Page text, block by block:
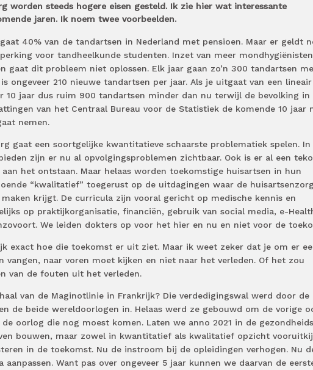
worden steeds hogere eisen gesteld. Ik zie hier wat interessante
jaren. Ik noem twee voorbeelden.
40% van de tandartsen in Nederland met pensioen. Maar er geldt
voor tandheelkunde studenten. Inzet van meer
gaat dit probleem niet oplossen. Elk jaar gaan zo’n 300 tandartsen
ongeveer 210 nieuwe tandartsen per jaar. Als je uitgaat van een lineair
10 jaar dus ruim 900 tandartsen minder dan nu terwijl de bevolking in
van het Centraal Bureau voor de Statistiek de komende 10 jaar
nemen.
gaat een soortgelijke kwantitatieve schaarste problematiek spelen. In
zijn er nu al opvolgingsproblemen zichtbaar. Ook is er al een
aan het ontstaan. Maar helaas worden toekomstige huisartsen in hun
“kwalitatief” toegerust op de uitdagingen waar de
krijgt. De curricula zijn vooral gericht op medische kennis en
op praktijkorganisatie, financiën, gebruik van social media, e-
We leiden dokters op voor het hier en nu en niet voor de
exact hoe die toekomst er uit ziet. Maar ik weet zeker dat je om er
vangen, naar voren moet kijken en niet naar het verleden. Of het zou
van de fouten uit het verleden.
van de Maginotlinie in Frankrijk? Die verdedigingswal werd door de
de beide wereldoorlogen in. Helaas werd ze gebouwd om de vorige
oorlog die nog moest komen. Laten we anno 2021 in de
bouwen, maar zowel in kwantitatief als kwalitatief opzicht
in de toekomst. Nu de instroom bij de opleidingen verhogen. Nu
aanpassen. Want pas over ongeveer 5 jaar kunnen we daarvan de